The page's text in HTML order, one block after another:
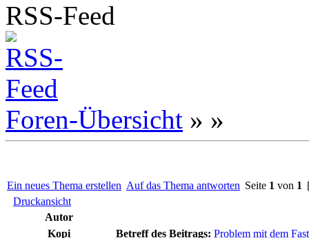
RSS-Feed
Foren-Übersicht » »
Ein neues Thema erstellen Auf das Thema antworten Seite 1 von 1
Druckansicht
Autor
Kopi
Betreff des Beitrags: Problem mit dem